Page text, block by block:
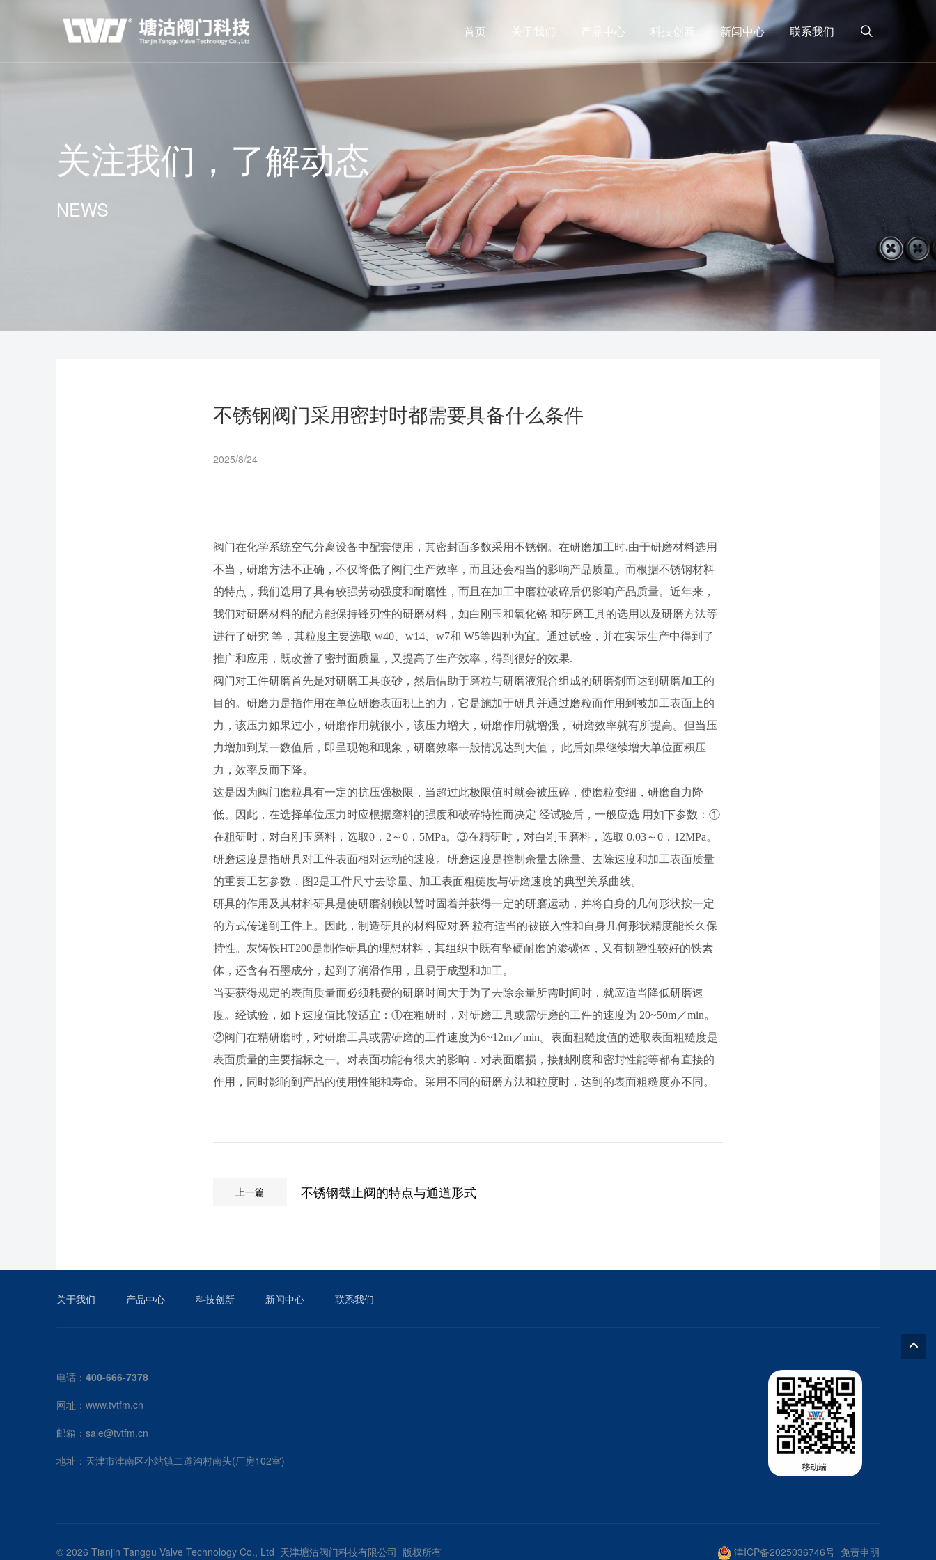
首页 关于我们 产品中心 科技创新 新闻中心 联系我们
关注我们，了解动态
NEWS
不锈钢阀门采用密封时都需要具备什么条件
2025/8/24
阀门在化学系统空气分离设备中配套使用，其密封面多数采用不锈钢。在研磨加工时,由于研磨材料选用
不当，研磨方法不正确，不仅降低了阀门生产效率，而且还会相当的影响产品质量。而根据不锈钢材料
的特点，我们选用了具有较强劳动强度和耐磨性，而且在加工中磨粒破碎后仍影响产品质量。近年来，
我们对研磨材料的配方能保持锋刃性的研磨材料，如白刚玉和氧化铬 和研磨工具的选用以及研磨方法等
进行了研究 等，其粒度主要选取 w40、w14、w7和 W5等四种为宜。通过试验，并在实际生产中得到了
推广和应用，既改善了密封面质量，又提高了生产效率，得到很好的效果.
阀门对工件研磨首先是对研磨工具嵌砂，然后借助于磨粒与研磨液混合组成的研磨剂而达到研磨加工的
目的。研磨力是指作用在单位研磨表面积上的力，它是施加于研具并通过磨粒而作用到被加工表面上的
力，该压力如果过小，研磨作用就很小，该压力增大，研磨作用就增强， 研磨效率就有所提高。但当压
力增加到某一数值后，即呈现饱和现象，研磨效率一般情况达到大值， 此后如果继续增大单位面积压
力，效率反而下降。
这是因为阀门磨粒具有一定的抗压强极限，当超过此极限值时就会被压碎，使磨粒变细，研磨自力降
低。因此，在选择单位压力时应根据磨料的强度和破碎特性而决定 经试验后，一般应选 用如下参数：①
在粗研时，对白刚玉磨料，选取0．2～0．5MPa。③在精研时，对白剐玉磨料，选取 0.03～0．12MPa。
研磨速度是指研具对工件表面相对运动的速度。研磨速度是控制余量去除量、去除速度和加工表面质量
的重要工艺参数．图2是工件尺寸去除量、加工表面粗糙度与研磨速度的典型关系曲线。
研具的作用及其材料研具是使研磨剂赖以暂时固着并获得一定的研磨运动，并将自身的几何形状按一定
的方式传递到工件上。因此，制造研具的材料应对磨 粒有适当的被嵌入性和自身几何形状精度能长久保
持性。灰铸铁HT200是制作研具的理想材料，其组织中既有坚硬耐磨的渗碳体，又有韧塑性较好的铁素
体，还含有石墨成分，起到了润滑作用，且易于成型和加工。
当要获得规定的表面质量而必须耗费的研磨时间大于为了去除余量所需时间时．就应适当降低研磨速
度。经试验，如下速度值比较适宜：①在粗研时，对研磨工具或需研磨的工件的速度为 20~50m／min。
②阀门在精研磨时，对研磨工具或需研磨的工件速度为6~12m／min。表面粗糙度值的选取表面粗糙度是
表面质量的主要指标之一。对表面功能有很大的影响．对表面磨损，接触刚度和密封性能等都有直接的
作用，同时影响到产品的使用性能和寿命。采用不同的研磨方法和粒度时，达到的表面粗糙度亦不同。
上一篇 不锈钢截止阀的特点与通道形式
关于我们 产品中心 科技创新 新闻中心 联系我们
电话： 400-666-7378
网址：www.tvtfm.cn
邮箱： sale@tvtfm.cn
地址：天津市津南区小站镇二道沟村南头(厂房102室)
© 2026 Tianjin Tanggu Valve Technology Co., Ltd 天津塘沽阀门科技有限公司 版权所有 津ICP备2025036746号 免责申明